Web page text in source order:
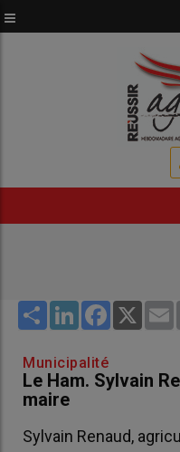
au
Share LinkedInFacebook
X
Municipalité
Le Ham. Sylvain
maire
Sylvain Renaud,